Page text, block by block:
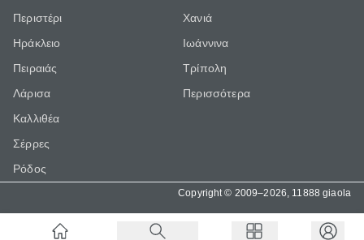
Περιστέρι
Ηράκλειο
Πειραιάς
Λάρισα
Καλλιθέα
Σέρρες
Ρόδος
Χανιά
Ιωάννινα
Τρίπολη
Περισσότερα
Copyright © 2009–2026, 11888 giaola